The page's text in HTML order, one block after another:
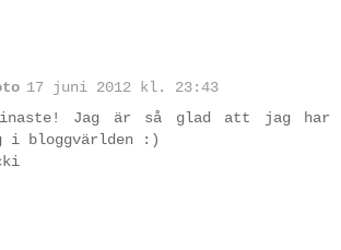
17 juni 2012 kl. 23:43
Jag är så glad att jag har
bloggvärlden :)